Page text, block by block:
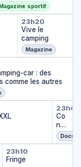
sportif
Vive le
23h20
Vive le
camping
Magazine
car : des
camping-
car : des
comme les autres
XXL
23h45
Co
nst
ruc
tion
Fringe
23h10
Fringe